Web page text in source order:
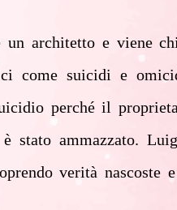
architetto e viene
come suicidi e
perché il
ammazzato.
verità nascoste